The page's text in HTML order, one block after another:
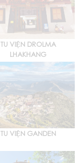
TU VIỆN DROLMA
LHAKHANG
TU VIỆN GANDEN